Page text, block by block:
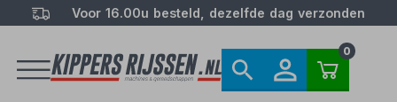
Voor 16.00u besteld, dezelfde dag verzonden
0